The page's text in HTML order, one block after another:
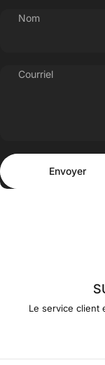
Nom
Courriel
Envoyer
Envoyer
Le service client